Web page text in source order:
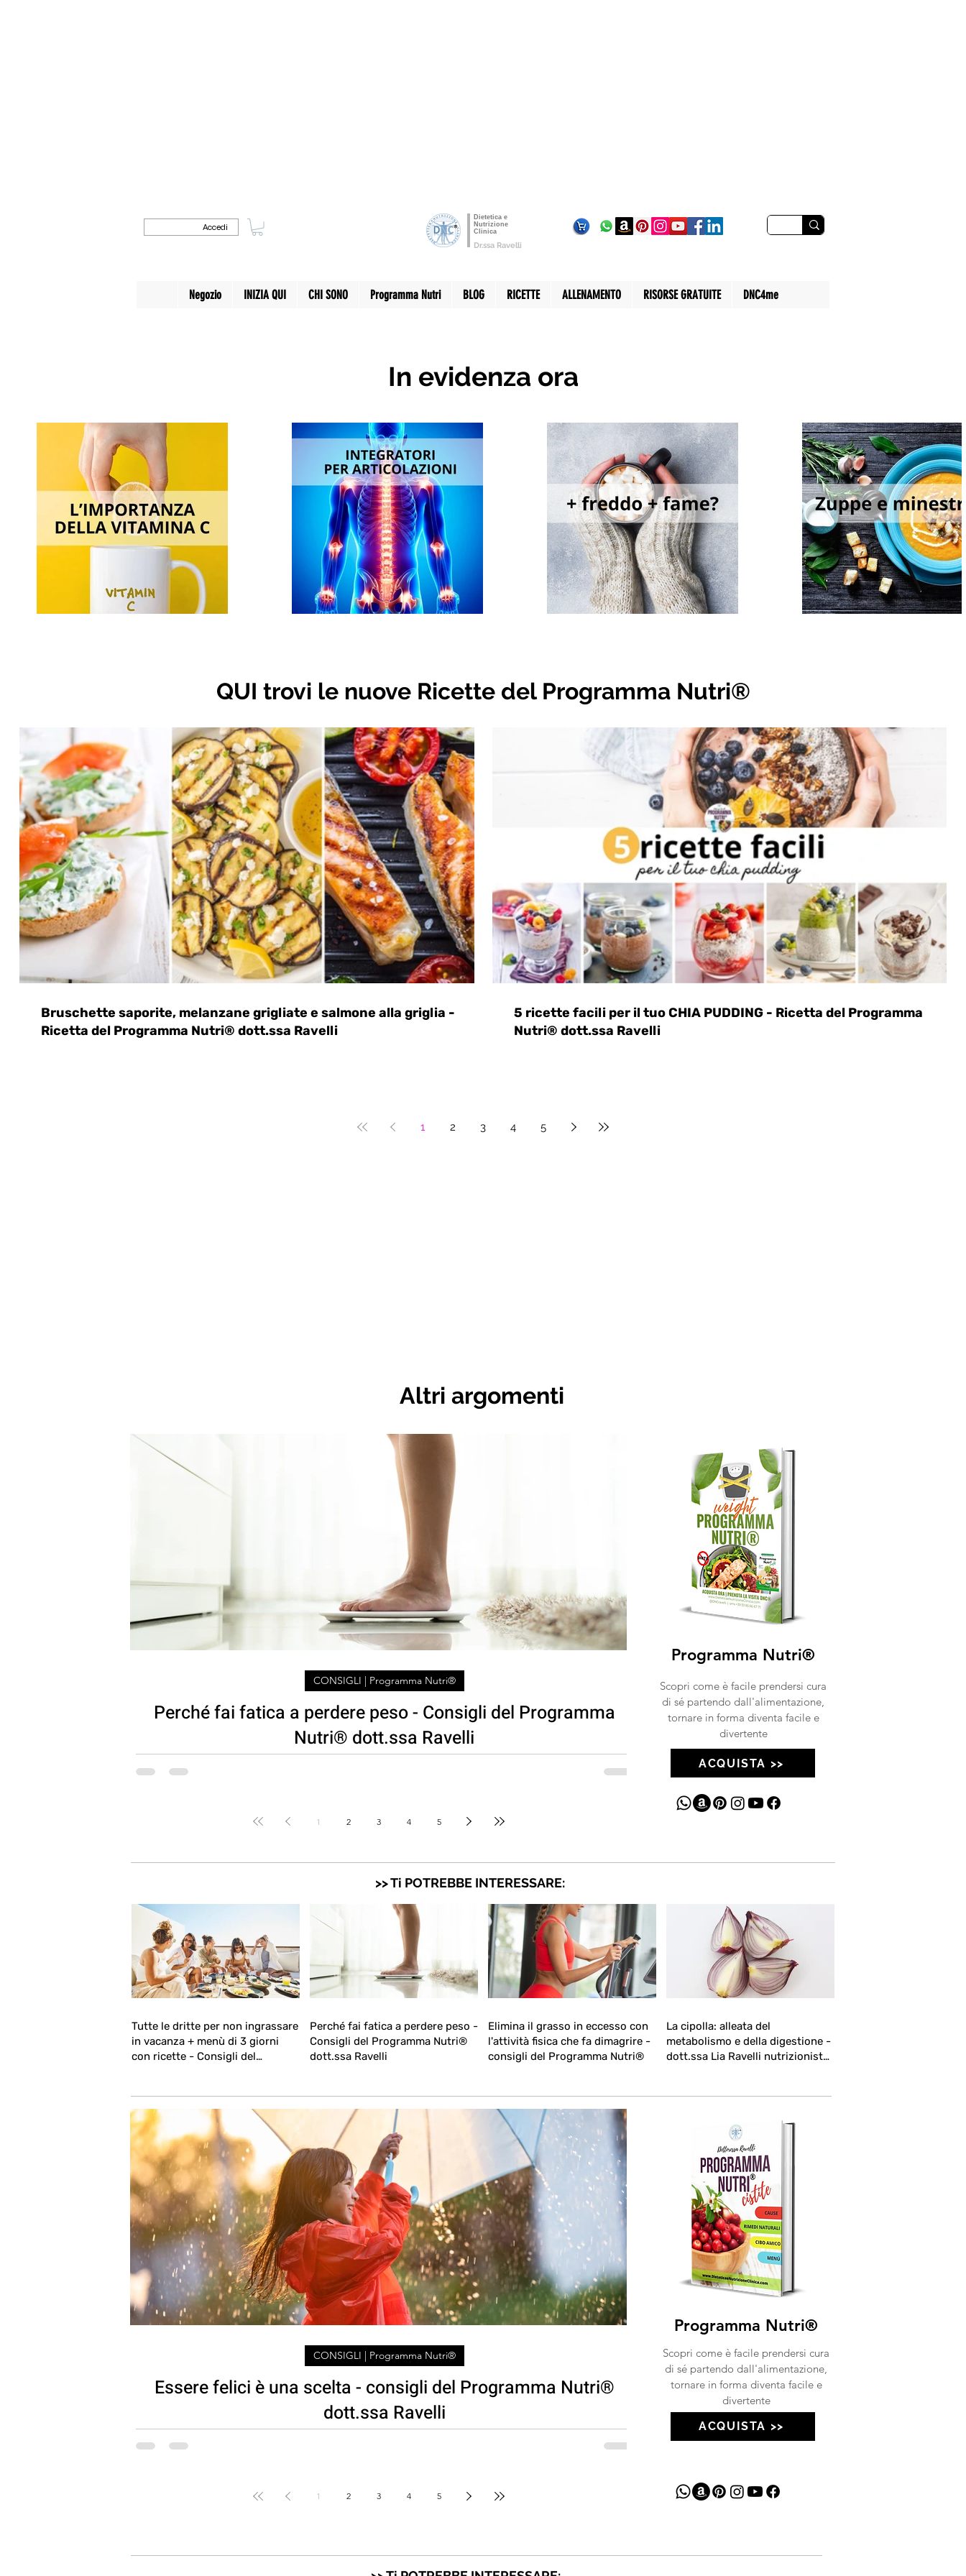
Accedi
Dietetica e
Nutrizione
Clinica
Dr.ssa Ravelli
Negozio INIZIA QUI CHI SONO Programma Nutri BLOG RICETTE ALLENAMENTO RISORSE GRATUITE DNC4me
In evidenza ora
QUI trovi le nuove Ricette del Programma Nutri®
Bruschette saporite, melanzane grigliate e salmone alla griglia -
Ricetta del Programma Nutri® dott.ssa Ravelli
5 ricette facili per il tuo CHIA PUDDING - Ricetta del Programma
Nutri® dott.ssa Ravelli
1 2 3 4 5
Altri argomenti
Perché fai fatica a perdere peso - Consigli del Programma
Nutri® dott.ssa Ravelli
CONSIGLI | Programma Nutri®
1 2 3 4 5
Programma Nutri®
Scopri come è facile prendersi cura
di sé partendo dall'alimentazione,
tornare in forma diventa facile e
divertente
ACQUISTA >>
>> Ti POTREBBE INTERESSARE:
Tutte le dritte per non ingrassare
in vacanza + menù di 3 giorni
con ricette - Consigli del
Perché fai fatica a perdere peso -
Consigli del Programma Nutri®
dott.ssa Ravelli
Elimina il grasso in eccesso con
l'attività fisica che fa dimagrire -
consigli del Programma Nutri®
La cipolla: alleata del
metabolismo e della digestione -
dott.ssa Lia Ravelli nutrizionista
Essere felici è una scelta - consigli del Programma Nutri®
dott.ssa Ravelli
CONSIGLI | Programma Nutri®
1 2 3 4 5
Scopri come è facile prendersi cura
di sé partendo dall'alimentazione,
tornare in forma diventa facile e
divertente
Programma Nutri®
ACQUISTA >>